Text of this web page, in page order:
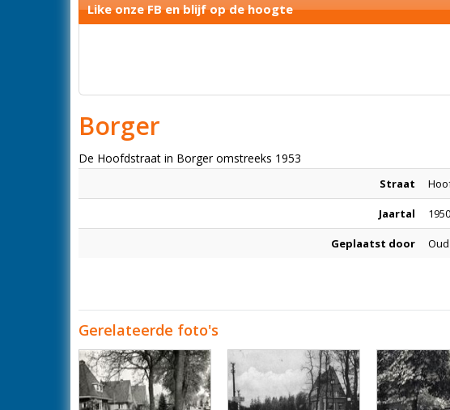
Like onze FB en blijf op de hoogte
Borger
De Hoofdstraat in Borger omstreeks 1953
Straat
Jaartal
Geplaatst door
Gerelateerde foto's